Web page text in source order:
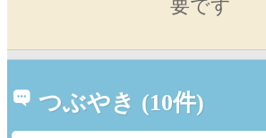
要です
つぶやき (10件)